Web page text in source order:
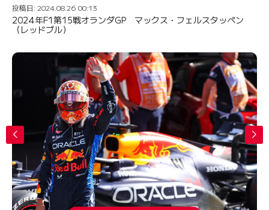
投稿日: 2024.08.26 00:13
2024年F1第15戦オランダGP マックス・フェルスタッペン
（レッドブル）